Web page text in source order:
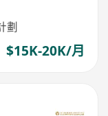
劃
$15K-20K/月